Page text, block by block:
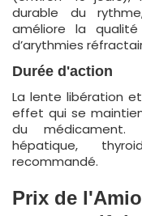
durable du
améliore la
d’arythmies
Durée d'action
La lente libération
effet qui se
du médicament.
hépatique,
recommandé.
Prix de